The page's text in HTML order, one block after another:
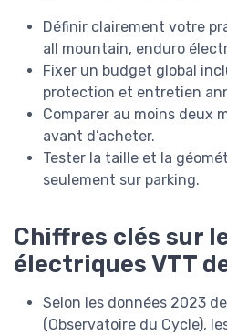
Définir clairement votre
all mountain, enduro
Fixer un budget global
protection et entretien
Comparer au moins deux
avant d’acheter.
Tester la taille et la
seulement sur parking.
Chiffres clés sur
électriques VTT
Selon les données 2023
(Observatoire du Cycle),